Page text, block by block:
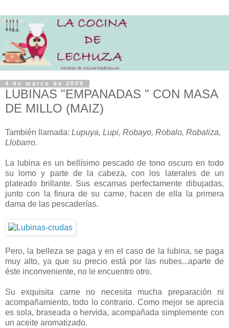
4 de marzo de 2009
LUBINAS "EMPANADAS " CON MASA
DE MILLO (MAIZ)
También llamada: Lupuya, Lupi, Robayo, Robalo, Robaliza,
Llobarro.
La lubina es un bellísimo pescado de tono oscuro en todo
su lomo y parte de la cabeza, con los laterales de un
plateado brillante. Sus escamas perfectamente dibujadas,
junto con la finura de su carne, hacen de ella la primera
dama de las pescaderías.
Pero, la belleza se paga y en el caso de la lubina, se paga
muy alto, ya que su precio está por las nubes...aparte de
éste inconveniente, no le encuentro otro.
Su exquisita carne no necesita mucha preparación ni
acompañamiento, todo lo contrario. Como mejor se aprecia
es sola, braseada o hervida, acompañada simplemente con
un aceite aromatizado.